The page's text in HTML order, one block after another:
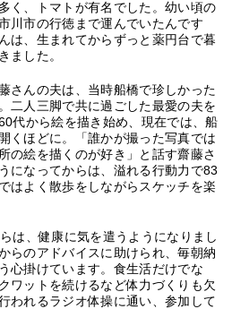
く、トマトが有名でした。幼い頃の
川市の行徳まで運んでいたんです
は、生まれてからずっと薬円台で暮
ました。
さんの夫は、当時船橋で珍しかった
二人三脚で共に過ごした最愛の夫を
代から絵を描き始め、現在では、船
くほどに。「誰かが撮った写真では
の絵を描くのが好き」と話す齋藤さ
になってからは、溢れる行動力で83
はよく散歩をしながらスケッチを楽
は、健康に気を遣うようになりまし
らのアドバイスに助けられ、毎朝納
心掛けています。食生活だけでな
ワットを続けるなど体力づくりも欠
われるラジオ体操に通い、参加して